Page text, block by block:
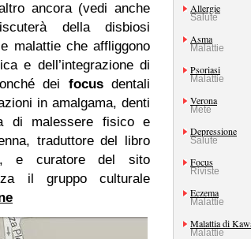
ancora (vedi anche
della disbiosi
malattie che affliggono
e dell’integrazione di
dei focusdentali
in amalgama, denti
di malessere fisico e
traduttore del libro
e curatore del sito
il gruppo culturale
Allergie
Salute
Asma
Malattie
Psoriasi
Malattie
Verona
Mete
Depressione
Salute
Focus
Riviste
Eczema
Malattie
Malattia di
Malattie